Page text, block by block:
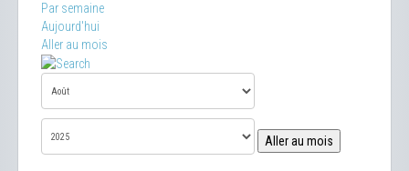
Par semaine
Aujourd'hui
Aller au mois
Aller au mois